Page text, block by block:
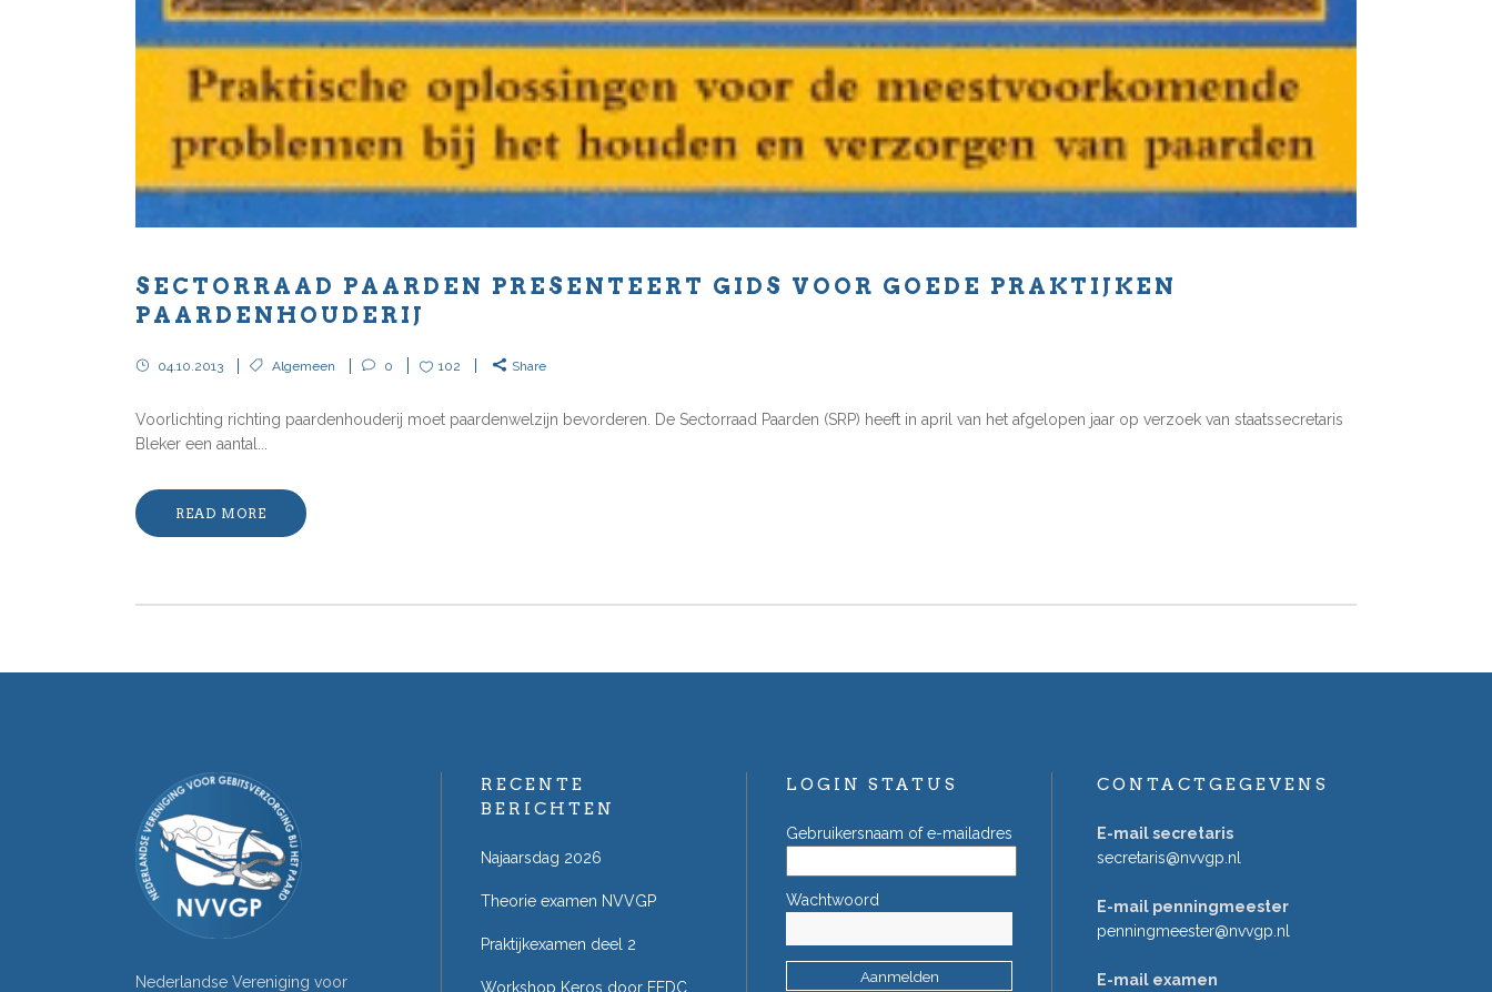
SECTORRAAD PAARDEN PRESENTEERT GIDS VOOR GOEDE PRAKTIJKEN
PAARDENHOUDERIJ
04.10.2013 Algemeen 0 102 Share
Voorlichting richting paardenhouderij moet paardenwelzijn bevorderen. De Sectorraad Paarden (SRP) heeft in april van het afgelopen jaar op verzoek van staatssecretaris
Bleker een aantal...
READ MORE
Nederlandse Vereniging voor
RECENTE
BERICHTEN
Najaarsdag 2026
Theorie examen NVVGP
Praktijkexamen deel 2
Workshop Keros door EEDC
LOGIN STATUS
Gebruikersnaam of e-mailadres
Wachtwoord
CONTACTGEGEVENS
E-mail secretaris
secretaris@nvvgp.nl
E-mail penningmeester
penningmeester@nvvgp.nl
E-mail examen